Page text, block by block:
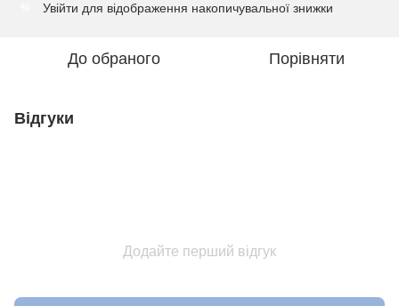
Увійти для відображення накопичувальної знижки
До обраного Порівняти
Відгуки
Додайте перший відгук